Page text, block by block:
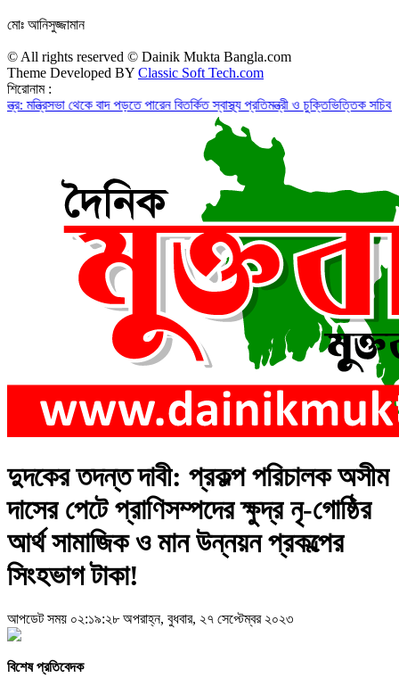
মোঃ আনিসুজ্জামান
© All rights reserved © Dainik Mukta Bangla.com
Theme Developed BY Classic Soft Tech.com
শিরোনাম :
থেকে বাদ পড়তে পারেন বিতর্কিত স্বাস্থ্য প্রতিমন্ত্রী ও চুক্তিভিত্তিক সচিব!রাজস্ব
দুদকের তদন্ত দাবী: প্রকল্প পরিচালক অসীম
দাসের পেটে প্রাণিসম্পদের ক্ষুদ্র নৃ-গোষ্ঠির
আর্থ সামাজিক ও মান উন্নয়ন প্রকল্পের
সিংহভাগ টাকা!
আপডেট সময় ০২:১৯:২৮ অপরাহ্ন, বুধবার, ২৭ সেপ্টেম্বর ২০২৩
বিশেষ প্রতিবেদক